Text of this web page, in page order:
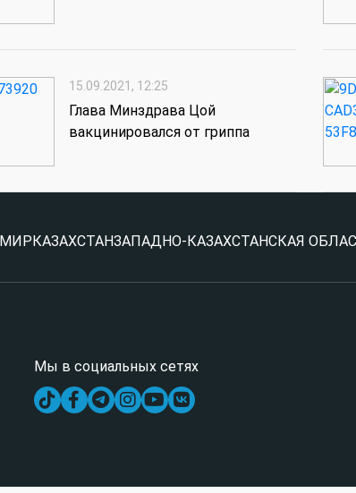
15.09.2021, 12:25
Глава Минздрава Цой
вакцинировался от гриппа
МИР КАЗАХСТАНЗАПАДНО-КАЗАХСТАНСКАЯ
Мы в социальных сетях